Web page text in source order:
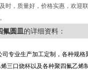
时，质量好，价格实惠，欢迎
圆皿 的详细资料：
专业生产加工定制，各种规格
三口烧杯以及各种聚四氟乙烯